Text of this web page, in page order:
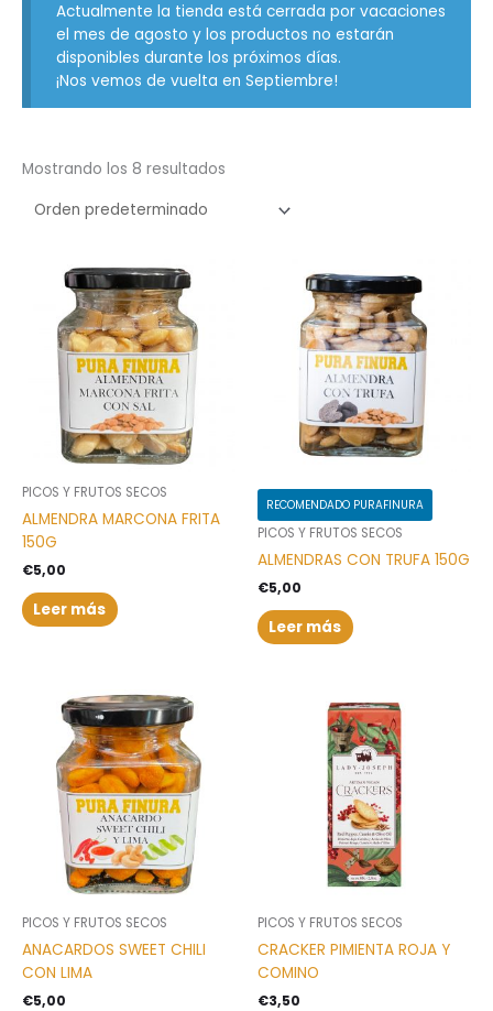
Actualmente la tienda está cerrada por vacaciones
el mes de agosto y los productos no estarán
disponibles durante los próximos días.
¡Nos vemos de vuelta en Septiembre!
Mostrando los 8 resultados
PICOS Y FRUTOS SECOS
ALMENDRA MARCONA FRITA
150G
€5,00
Leer más
RECOMENDADO PURAFINURA
PICOS Y FRUTOS SECOS
ALMENDRAS CON TRUFA 150G
€5,00
Leer más
PICOS Y FRUTOS SECOS
ANACARDOS SWEET CHILI
CON LIMA
€5,00
PICOS Y FRUTOS SECOS
CRACKER PIMIENTA ROJA Y
COMINO
€3,50